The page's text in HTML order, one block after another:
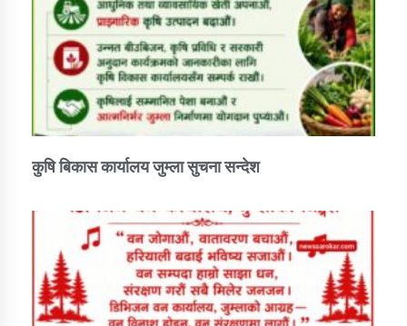
कुषि बिकास कार्यालय जुम्ला सुचना सन्देश